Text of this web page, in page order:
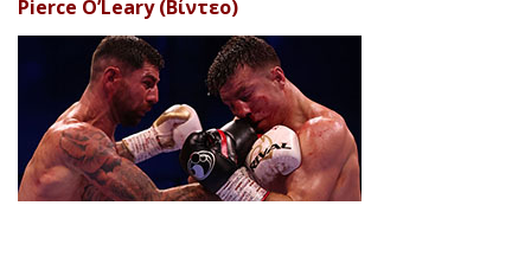
Pierce O’Leary (Βίντεο)